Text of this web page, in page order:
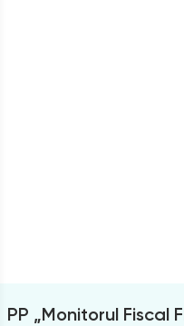
PP „Monitorul Fiscal